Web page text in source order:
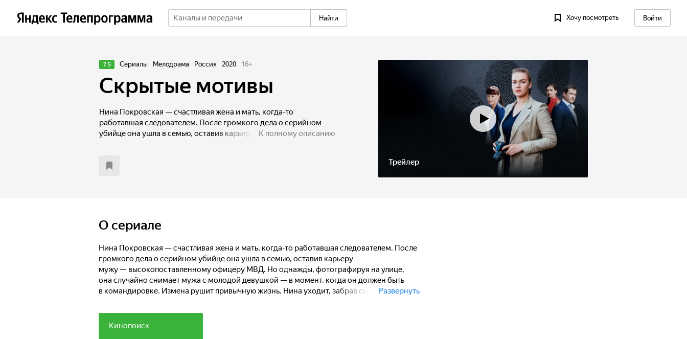
Найти Хочу посмотреть Войти
Трейлер
7.5 Сериалы Мелодрама Россия 2020 16+
Скрытые мотивы
Нина Покровская — счастливая жена и мать, когда-то
работавшая следователем. После громкого дела о серийном
убийце она ушла в семью, оставив карьеру
девушкой — в момент, когда он должен быть в командировке.
К полному описанию
O сериале
Нина Покровская — счастливая жена и мать, когда-то работавшая следователем. После
громкого дела о серийном убийце она ушла в семью, оставив карьеру
мужу — высокопоставленному офицеру МВД. Но однажды, фотографируя на улице,
она случайно снимает мужа с молодой девушкой — в момент, когда он должен быть
в командировке. Измена рушит привычную жизнь. Нина уходит, забрав сына,
единственная тайна, с которой ей предстоит столкнуться.
Развернуть
Кинопоиск